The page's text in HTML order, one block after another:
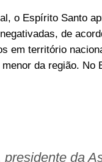
o Espírito Santo
de
em território
da região.
presidente da